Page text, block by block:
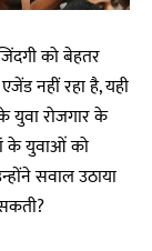
को बेहतर
नहीं रहा है, यही
युवा रोजगार के
के युवाओं को
सवाल उठाया